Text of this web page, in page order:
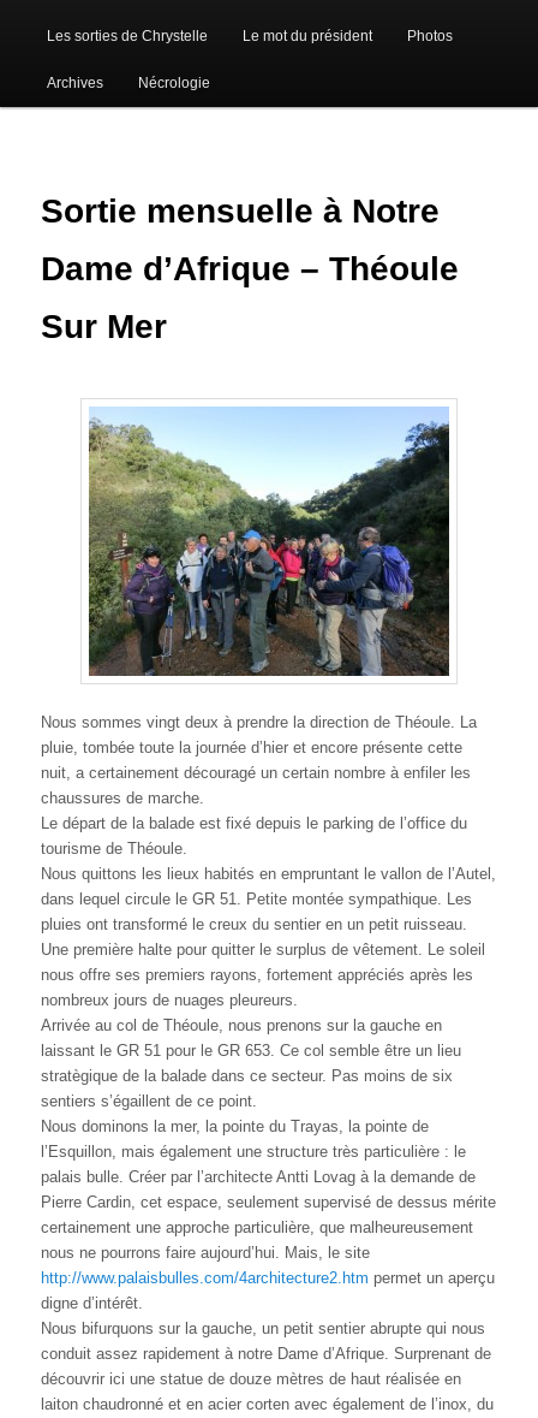
Les sorties de Chrystelle Le mot du président Photos
Archives Nécrologie
Sortie mensuelle à Notre
Dame d’Afrique – Théoule
Sur Mer
Nous sommes vingt deux à prendre la direction de Théoule. La
pluie, tombée toute la journée d’hier et encore présente cette
nuit, a certainement découragé un certain nombre à enfiler les
chaussures de marche.
Le départ de la balade est fixé depuis le parking de l’office du
tourisme de Théoule.
Nous quittons les lieux habités en empruntant le vallon de l’Autel,
dans lequel circule le GR 51. Petite montée sympathique. Les
pluies ont transformé le creux du sentier en un petit ruisseau.
Une première halte pour quitter le surplus de vêtement. Le soleil
nous offre ses premiers rayons, fortement appréciés après les
nombreux jours de nuages pleureurs.
Arrivée au col de Théoule, nous prenons sur la gauche en
laissant le GR 51 pour le GR 653. Ce col semble être un lieu
stratègique de la balade dans ce secteur. Pas moins de six
sentiers s’égaillent de ce point.
Nous dominons la mer, la pointe du Trayas, la pointe de
l’Esquillon, mais également une structure très particulière : le
palais bulle. Créer par l’architecte Antti Lovag à la demande de
Pierre Cardin, cet espace, seulement supervisé de dessus mérite
certainement une approche particulière, que malheureusement
nous ne pourrons faire aujourd’hui. Mais, le site
http://www.palaisbulles.com/4architecture2.htm permet un aperçu
digne d’intérêt.
Nous bifurquons sur la gauche, un petit sentier abrupte qui nous
conduit assez rapidement à notre Dame d’Afrique. Surprenant de
découvrir ici une statue de douze mètres de haut réalisée en
laiton chaudronné et en acier corten avec également de l’inox, du